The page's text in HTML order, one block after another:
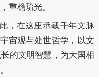
重檐琉光。
，在这座承载千年文脉
宙观与处世哲学，以文
的文明智慧，为大国相